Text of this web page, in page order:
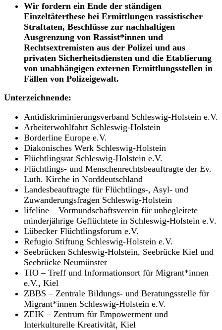
Wir fordern ein Ende der ständigen
Einzeltäterthese bei Ermittlungen rassistischer
Straftaten, Beschlüsse zur nachhaltigen
Ausgrenzung von Rassist*innen und
Rechtsextremisten aus der Polizei und aus
privaten Sicherheitsdiensten und die Etablierung
von unabhängigen externen Ermittlungsstellen in
Fällen von Polizeigewalt.
Unterzeichnende:
Antidiskriminierungsverband Schleswig-Holstein e.V.
Arbeiterwohlfahrt Schleswig-Holstein
Borderline Europe e.V.
Diakonisches Werk Schleswig-Holstein
Flüchtlingsrat Schleswig-Holstein e.V.
Flüchtlings- und Menschenrechtsbeauftragte der Ev.
Luth. Kirche in Norddeutschland
Landesbeauftragte für Flüchtlings-, Asyl- und
Zuwanderungsfragen Schleswig-Holstein
lifeline – Vormundschaftsverein für unbegleitete
minderjährige Geflüchtete in Schleswig-Holstein e.V.
Lübecker Flüchtlingsforum e.V.
Refugio Stiftung Schleswig-Holstein e.V.
Seebrücken Schleswig-Holstein, Seebrücke Kiel und
Seebrücke Neumünster
TIO – Treff und Informationsort für Migrant*innen
e.V., Kiel
ZBBS – Zentrale Bildungs- und Beratungsstelle für
Migrant*innen Schleswig-Holstein e.V.
ZEIK – Zentrum für Empowerment und
Interkulturelle Kreativität, Kiel